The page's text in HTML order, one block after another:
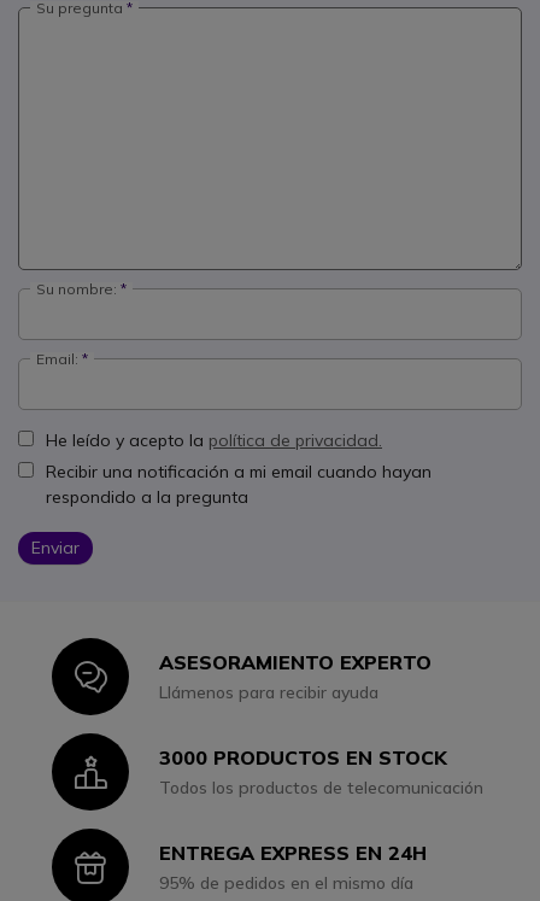
Su pregunta
Su nombre:
Email:
He leído y acepto la política de privacidad.
Recibir una notificación a mi email cuando hayan
respondido a la pregunta
Enviar
IconASESORAMIENTO EXPERTO
Llámenos para recibir ayuda
Icon3000 PRODUCTOS EN STOCK
Todos los productos de telecomunicación
IconENTREGA EXPRESS EN 24H
95% de pedidos en el mismo día